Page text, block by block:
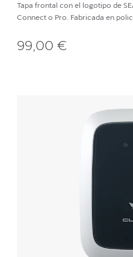
Tapa frontal con el logotipo de
Connect o Pro. Fabricada en
99,00 €